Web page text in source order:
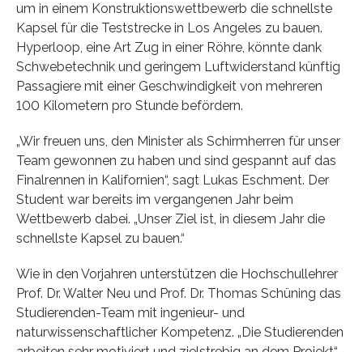
um in einem Konstruktionswettbewerb die schnellste
Kapsel für die Teststrecke in Los Angeles zu bauen.
Hyperloop, eine Art Zug in einer Röhre, könnte dank
Schwebetechnik und geringem Luftwiderstand künftig
Passagiere mit einer Geschwindigkeit von mehreren
100 Kilometern pro Stunde befördern.
„Wir freuen uns, den Minister als Schirmherren für unser
Team gewonnen zu haben und sind gespannt auf das
Finalrennen in Kalifornien“, sagt Lukas Eschment. Der
Student war bereits im vergangenen Jahr beim
Wettbewerb dabei. „Unser Ziel ist, in diesem Jahr die
schnellste Kapsel zu bauen.“
Wie in den Vorjahren unterstützen die Hochschullehrer
Prof. Dr. Walter Neu und Prof. Dr. Thomas Schüning das
Studierenden-Team mit ingenieur- und
naturwissenschaftlicher Kompetenz. „Die Studierenden